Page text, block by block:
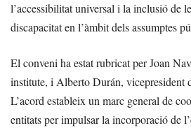
l’accessibilitat universal i la inclusió de
discapacitat en l’àmbit dels assumptes
El conveni ha estat rubricat per Joan
institute, i Alberto Durán, vicepresident
L’acord estableix un marc general de
entitats per impulsar la incorporació de